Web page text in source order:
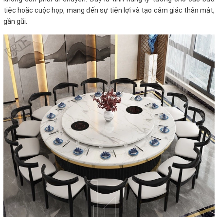
tiệc hoặc cuộc họp, mang đến sự tiện lợi và tạo cảm giác thân mật,
gần gũi.